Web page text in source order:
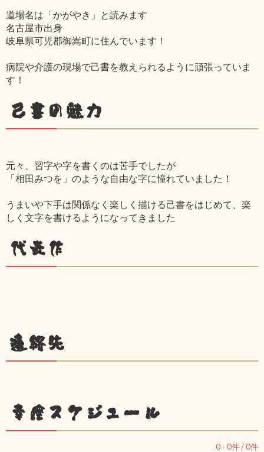
道場名は「かがやき」と読みます
名古屋市出身
岐阜県可児郡御嵩町に住んでいます！
病院や介護の現場で己書を教えられるように頑張っていま
す！
己書の魅力
元々、習字や字を書くのは苦手でしたが
「相田みつを」のような自由な字に憧れていました！
うまいや下手は関係なく楽しく描ける己書をはじめて、楽
しく文字を書けるようになってきました
代表作
連絡先
幸座スケジュール
0 - 0件 /0件